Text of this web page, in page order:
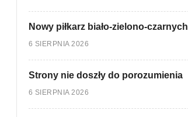
Nowy piłkarz biało-zielono-czarnych
6 SIERPNIA 2026
Strony nie doszły do porozumienia
6 SIERPNIA 2026